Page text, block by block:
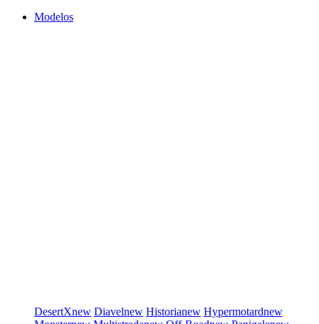
Modelos
DesertXnew Diavelnew Historianew Hypermotardnew